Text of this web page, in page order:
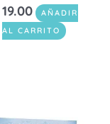
19.00
AÑADIR
AL CARRITO